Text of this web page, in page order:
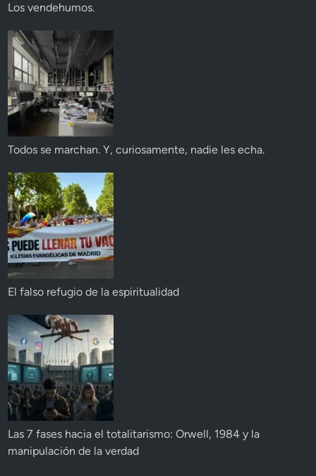
Los vendehumos.
Todos se marchan. Y, curiosamente, nadie les echa.
El falso refugio de la espiritualidad
Las 7 fases hacia el totalitarismo: Orwell, 1984 y la
manipulación de la verdad